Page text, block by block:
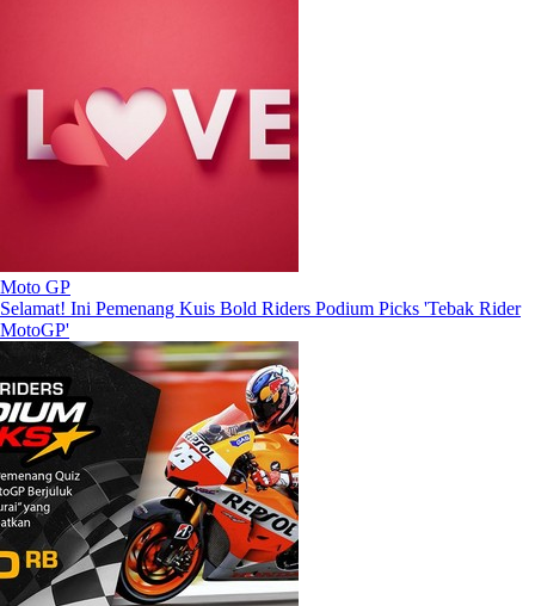
Moto GP
Selamat! Ini Pemenang Kuis Bold Riders Podium Picks 'Tebak Rider
MotoGP'